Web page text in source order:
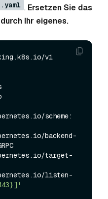
. Ersetzen Sie das
Ihr eigenes.
v1